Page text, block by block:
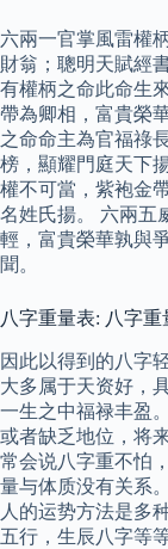
六兩一官掌風雷權
財翁；聰明天賦經
有權柄之命此命生
帶為卿相，富貴榮
之命命主為官福祿
榜，顯耀門庭天下
權不可當，紫袍金
名姓氏揚。 六兩五
輕，富貴榮華孰與
聞。
八字重量表: 八字
因此以得到的八字
大多属于天资好，
一生之中福禄丰盈
或者缺乏地位，将
常会说八字重不怕
量与体质没有关系
人的运势方法是多
五行，生辰八字等